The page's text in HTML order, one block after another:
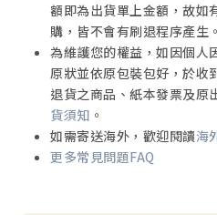
額即為出貨單上金額，故如
購，皆不會有刷退程序產生。
為維護您的權益，如因個人
原狀並依原包裝包好，於收
退貨之商品、紙本發票及原
貨須知 。
如需寄送海外，歡迎閱讀海
更多常見問題FAQ